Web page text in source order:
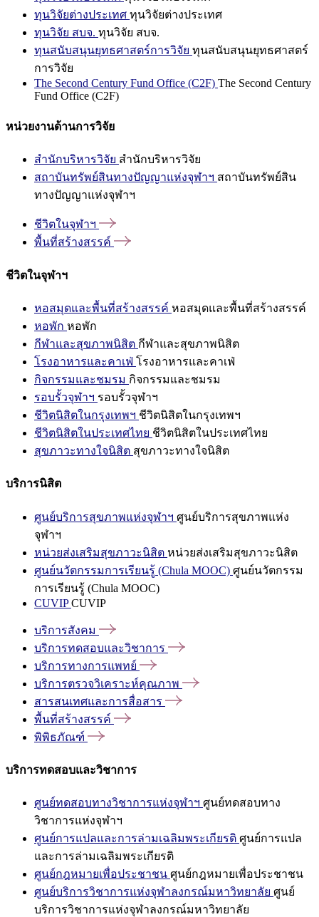
ทุนวิจัยต่างประเทศ ทุนวิจัยต่างประเทศ
ทุนวิจัย สบจ. ทุนวิจัย สบจ.
ทุนสนับสนุนยุทธศาสตร์การวิจัย ทุนสนับสนุนยุทธศาสตร์
การวิจัย
The Second Century Fund Office (C2F) The Second Century
Fund Office (C2F)
หน่วยงานด้านการวิจัย
สำนักบริหารวิจัย สำนักบริหารวิจัย
สถาบันทรัพย์สินทางปัญญาแห่งจุฬาฯ สถาบันทรัพย์สิน
ทางปัญญาแห่งจุฬาฯ
ชีวิตในจุฬาฯ
พื้นที่สร้างสรรค์
ชีวิตในจุฬาฯ
หอสมุดและพื้นที่สร้างสรรค์ หอสมุดและพื้นที่สร้างสรรค์
หอพัก หอพัก
กีฬาและสุขภาพนิสิต กีฬาและสุขภาพนิสิต
โรงอาหารและคาเฟ่ โรงอาหารและคาเฟ่
กิจกรรมและชมรม กิจกรรมและชมรม
รอบรั้วจุฬาฯ รอบรั้วจุฬาฯ
ชีวิตนิสิตในกรุงเทพฯ ชีวิตนิสิตในกรุงเทพฯ
ชีวิตนิสิตในประเทศไทย ชีวิตนิสิตในประเทศไทย
สุขภาวะทางใจนิสิต สุขภาวะทางใจนิสิต
บริการนิสิต
ศูนย์บริการสุขภาพแห่งจุฬาฯ ศูนย์บริการสุขภาพแห่ง
จุฬาฯ
หน่วยส่งเสริมสุขภาวะนิสิต หน่วยส่งเสริมสุขภาวะนิสิต
ศูนย์นวัตกรรมการเรียนรู้ (Chula MOOC) ศูนย์นวัตกรรม
การเรียนรู้ (Chula MOOC)
CUVIPCUVIP
บริการสังคม
บริการทดสอบและวิชาการ
บริการทางการแพทย์
บริการตรวจวิเคราะห์คุณภาพ
สารสนเทศและการสื่อสาร
พื้นที่สร้างสรรค์
พิพิธภัณฑ์
บริการทดสอบและวิชาการ
ศูนย์ทดสอบทางวิชาการแห่งจุฬาฯ ศูนย์ทดสอบทาง
วิชาการแห่งจุฬาฯ
ศูนย์การแปลและการล่ามเฉลิมพระเกียรติ ศูนย์การแปล
และการล่ามเฉลิมพระเกียรติ
ศูนย์กฎหมายเพื่อประชาชน ศูนย์กฎหมายเพื่อประชาชน
ศูนย์บริการวิชาการแห่งจุฬาลงกรณ์มหาวิทยาลัย ศูนย์
บริการวิชาการแห่งจุฬาลงกรณ์มหาวิทยาลัย